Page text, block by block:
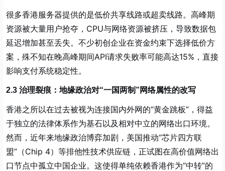
很多香港服务器提供的是低价共享线路或超卖线路。高峰期
资源被大量用户抢夺，CPU与网络资源被挤压，导致数据包
延迟增加甚至丢失。不少初创企业在资金约束下选择低价方
案，殊不知在晚高峰期间API请求失败率可能高达15%，直接
影响支付系统稳定性。
2.3 治理裂痕：地缘政治对“一国两制”网络属性的改写
香港之所以在过去被视为连接国内外网的“黄金跳板”，得益
于独立的法律体系作为基石以及相对中立的网络出口环境。
然而，近年来地缘政治博弈加剧，美国推动“芯片四方联
盟”（Chip 4）等排他性技术供应链，正试图在高价值网络出
口节点中孤立中国企业。这使得单纯依赖香港作为“中转”的